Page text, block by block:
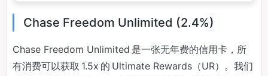
Chase Freedom Unlimited (2.4%)
Chase Freedom Unlimited 是一张无年费的信用卡，所
有消费可以获取 1.5x 的 Ultimate Rewards（UR）。我们